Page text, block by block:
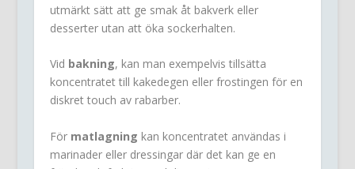
utmärkt sätt att ge smak åt bakverk eller
desserter utan att öka sockerhalten.
Vid bakning, kan man exempelvis tillsätta
koncentratet till kakedegen eller frostingen för en
diskret touch av rabarber.
För matlagning kan koncentratet användas i
marinader eller dressingar där det kan ge en